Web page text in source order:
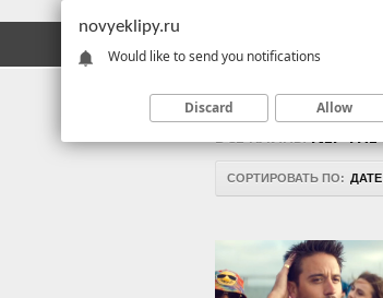
ВСЕ КЛИПЫ NEF THE
СОРТИРОВАТЬ ПО: ДАТЕ
novyeklipy.ru
Would like to send you notifications
Discard Allow